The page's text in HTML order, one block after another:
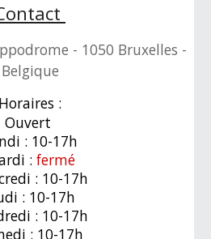
- 1050 Bruxelles -
Belgique
Horaires :
Ouvert
: 10-17h
: fermé
: 10-17h
: 10-17h
: 10-17h
: 10-17h